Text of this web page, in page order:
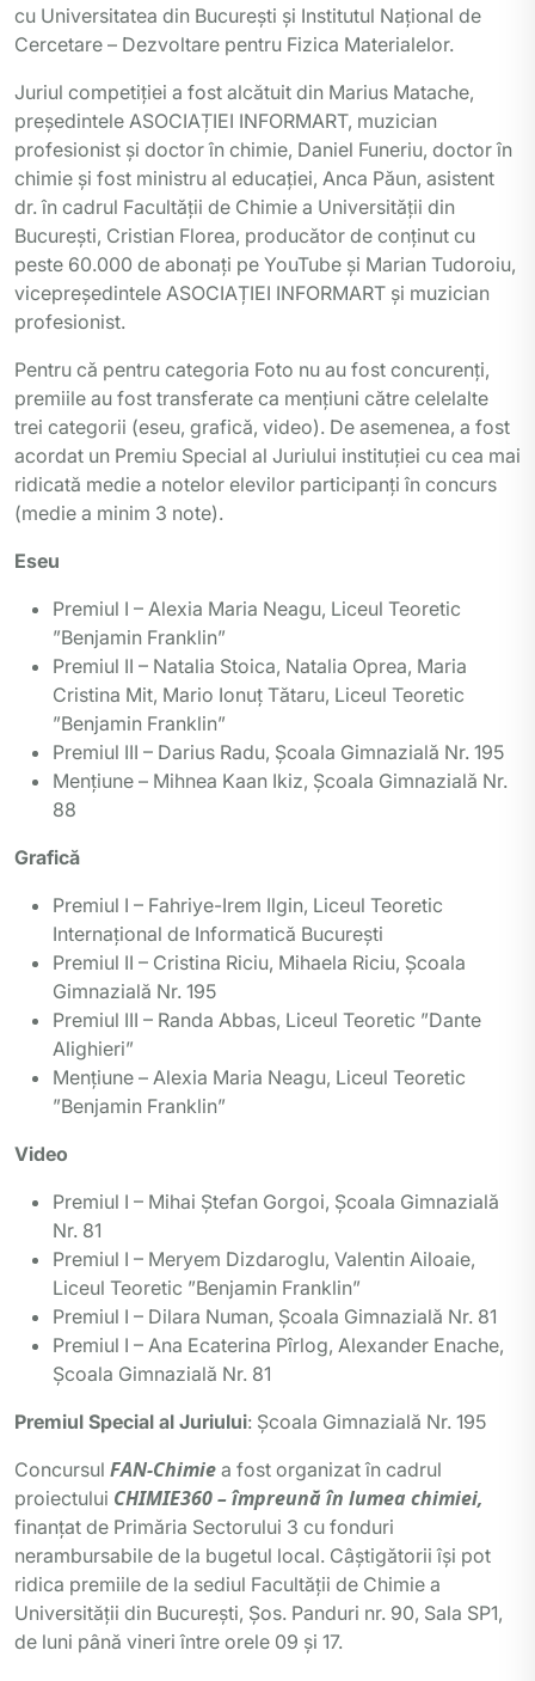
cu Universitatea din București și Institutul Național de
Cercetare – Dezvoltare pentru Fizica Materialelor.
Juriul competiției a fost alcătuit din Marius Matache,
președintele ASOCIAȚIEI INFORMART, muzician
profesionist și doctor în chimie, Daniel Funeriu, doctor în
chimie și fost ministru al educației, Anca Păun, asistent
dr. în cadrul Facultății de Chimie a Universității din
București, Cristian Florea, producător de conținut cu
peste 60.000 de abonați pe YouTube și Marian Tudoroiu,
vicepreședintele ASOCIAȚIEI INFORMART și muzician
profesionist.
Pentru că pentru categoria Foto nu au fost concurenți,
premiile au fost transferate ca mențiuni către celelalte
trei categorii (eseu, grafică, video). De asemenea, a fost
acordat un Premiu Special al Juriului instituției cu cea mai
ridicată medie a notelor elevilor participanți în concurs
(medie a minim 3 note).
Eseu
Premiul I – Alexia Maria Neagu, Liceul Teoretic
”Benjamin Franklin”
Premiul II – Natalia Stoica, Natalia Oprea, Maria
Cristina Mit, Mario Ionuț Tătaru, Liceul Teoretic
”Benjamin Franklin”
Premiul III – Darius Radu, Școala Gimnazială Nr. 195
Mențiune – Mihnea Kaan Ikiz, Școala Gimnazială Nr.
88
Grafică
Premiul I – Fahriye-Irem Ilgin, Liceul Teoretic
Internațional de Informatică București
Premiul II – Cristina Riciu, Mihaela Riciu, Școala
Gimnazială Nr. 195
Premiul III – Randa Abbas, Liceul Teoretic ”Dante
Alighieri”
Mențiune – Alexia Maria Neagu, Liceul Teoretic
”Benjamin Franklin”
Video
Premiul I – Mihai Ștefan Gorgoi, Școala Gimnazială
Nr. 81
Premiul I – Meryem Dizdaroglu, Valentin Ailoaie,
Liceul Teoretic ”Benjamin Franklin”
Premiul I – Dilara Numan, Școala Gimnazială Nr. 81
Premiul I – Ana Ecaterina Pîrlog, Alexander Enache,
Școala Gimnazială Nr. 81
Premiul Special al Juriului: Școala Gimnazială Nr. 195
Concursul FAN-Chimie a fost organizat în cadrul
proiectului CHIMIE360 – împreună în lumea chimiei,
finanțat de Primăria Sectorului 3 cu fonduri
nerambursabile de la bugetul local. Câștigătorii își pot
ridica premiile de la sediul Facultății de Chimie a
Universității din București, Șos. Panduri nr. 90, Sala SP1,
de luni până vineri între orele 09 și 17.